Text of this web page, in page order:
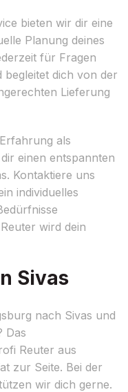
bieten wir dir eine
Planung deines
für Fragen
dich von der
Lieferung
als
einen entspannten
Kontaktiere uns
individuelles
wird dein
Sivas
nach Sivas und
Das
Reuter aus
zur Seite. Bei der
wir dich gerne.